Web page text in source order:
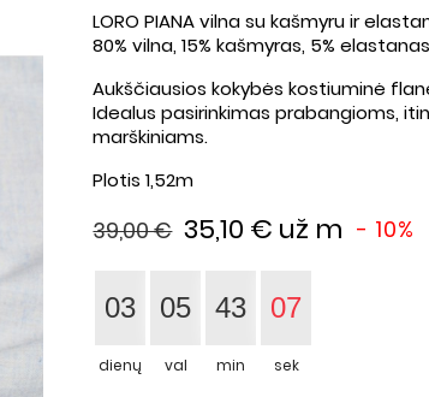
LORO PIANA vilna su kašmyru ir
80% vilna, 15% kašmyras, 5% elastanas
Aukščiausios kokybės kostiuminė
Idealus pasirinkimas prabangioms,
marškiniams.
Plotis 1,52m
35,10 € už m - 10%
39,00 €
03
dienų
05
val
43
min
06
sek